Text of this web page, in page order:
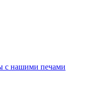
с нашими печами